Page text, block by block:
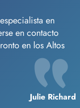
en
en contacto
en los Altos
Julie Richard